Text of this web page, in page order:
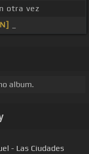
otra vez
album.
- Las Ciudades